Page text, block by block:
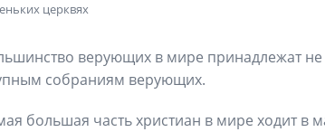
верующих в мире принадлежат
собраниям верующих.
большая часть христиан в мире ходит